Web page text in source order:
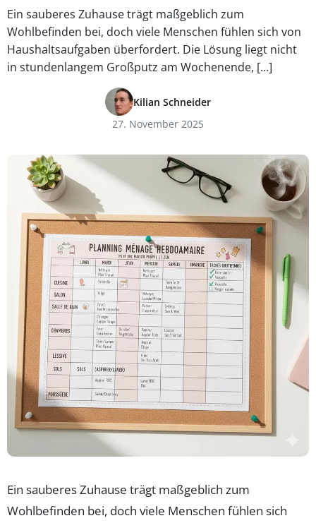
Ein sauberes Zuhause trägt maßgeblich zum
Wohlbefinden bei, doch viele Menschen fühlen sich von
Haushaltsaufgaben überfordert. Die Lösung liegt nicht
in stundenlangem Großputz am Wochenende, […]
Kilian Schneider
27. November 2025
Ein sauberes Zuhause trägt maßgeblich zum
Wohlbefinden bei, doch viele Menschen fühlen sich